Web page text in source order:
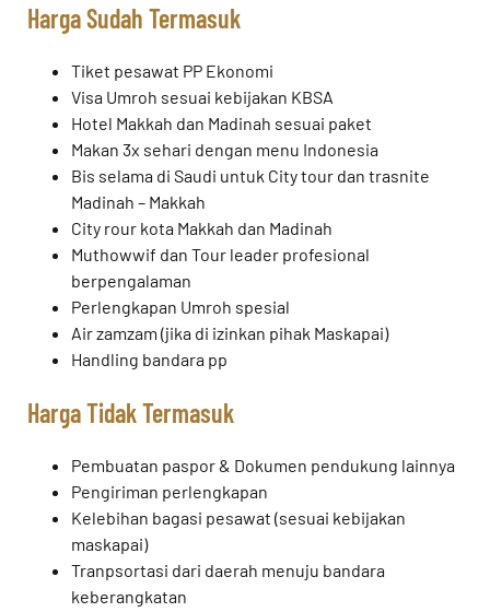
Harga Sudah Termasuk
Tiket pesawat PP Ekonomi
Visa Umroh sesuai kebijakan KBSA
Hotel Makkah dan Madinah sesuai paket
Makan 3x sehari dengan menu Indonesia
Bis selama di Saudi untuk City tour dan trasnite
Madinah – Makkah
City rour kota Makkah dan Madinah
Muthowwif dan Tour leader profesional
berpengalaman
Perlengkapan Umroh spesial
Air zamzam (jika di izinkan pihak Maskapai)
Handling bandara pp
Harga Tidak Termasuk
Pembuatan paspor & Dokumen pendukung lainnya
Pengiriman perlengkapan
Kelebihan bagasi pesawat (sesuai kebijakan
maskapai)
Tranpsortasi dari daerah menuju bandara
keberangkatan